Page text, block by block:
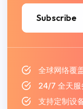
Subscribe
全球网络覆
24/7 全天服
支持定制设